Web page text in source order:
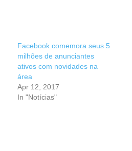
Facebook comemora seus 5
milhões de anunciantes
ativos com novidades na
área
Apr 12, 2017
In "Notícias"